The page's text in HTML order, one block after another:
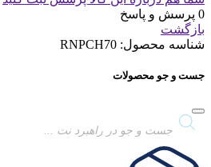
0 پرسش و پاسخ
بازگشت
شناسه محصول: RNPCH70
جست و جو محصولات
Products
search